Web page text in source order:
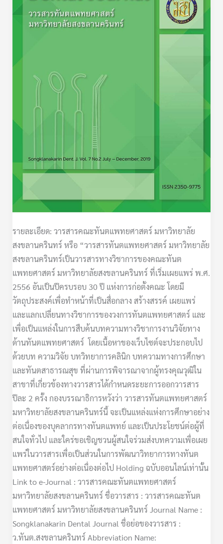
รายละเอียด: วารสารคณะทันตแพทยศาสตร์ มหาวิทยาลัย
สงขลานครินทร์ หรือ “วารสารทันตแพทยศาสตร์ มหาวิทยาลัย
สงขลานครินทร์เป็นวารสารทางวิชาการของคณะทันต
แพทยศาสตร์ มหาวิทยาลัยสงขลานครินทร์ ที่เริ่มเผยแพร่ พ.ศ.
2556 อันเป็นปีครบรอบ 30 ปี แห่งการก่อตั้งคณะ โดยมี
วัตถุประสงค์เพื่อทำหน้าที่เป็นสื่อกลาง สร้างสรรค์ เผยแพร่
และแลกเปลี่ยนทางวิชาการของวงการทันตแพทยศาสตร์ และ
เพื่อเป็นแหล่งในการสืบค้นบทความทางวิชาการงานวิจัยทาง
ด้านทันตแพทยศาสตร์ โดยเนื้อหาของเว็บไซต์จะประกอบไป
ด้วยบท ความวิจัย บทวิทยาการคลินิก บทความทางการศึกษา
และทันตสาธารณสุข ที่ผ่านการพิจารณาจากผู้ทรงคุณวุฒิใน
สาขาที่เกี่ยวข้องทางวารสารได้กำหนดระยะการออกวารสาร
ปีละ 2 ครั้ง กองบรรณาธิการหวังว่า วารสารทันตแพทยศาสตร์
มหาวิทยาลัยสงขลานครินทร์นี้ จะเป็นแหล่งแห่งการศึกษาอย่าง
ต่อเนื่องของบุคลากรทางทันตแพทย์ และเป็นประโยชน์ต่อผู้ที่
สนใจทั่วไป และใคร่ขอเชิญชวนผู้สนใจร่วมส่งบทความเพื่อเผย
แพร่ในวารสารเพื่อเป็นส่วนในการพัฒนาวิทยาการทางทันต
แพทยศาสตร์อย่างต่อเนื่องต่อไป Holding ฉบับออนไลน์เท่านั้น
Link to e-Journal : วารสารคณะทันตแพทยศาสตร์
มหาวิทยาลัยสงขลานครินทร์ ชื่อวารสาร : วารสารคณะทันต
แพทยศาสตร์ มหาวิทยาลัยสงขลานครินทร์ Journal Name :
Songklanakarin Dental Journal ชื่อย่อของวารสาร :
ว.ทันต.สงขลานครินทร์ Abbreviation Name:
สงขลา
นครินทร์